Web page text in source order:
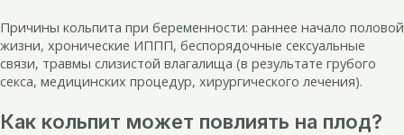
Причины кольпита при беременности: раннее начало половой
жизни, хронические ИППП, беспорядочные сексуальные
связи, травмы слизистой влагалища (в результате грубого
секса, медицинских процедур, хирургического лечения).
Как кольпит может повлиять на плод?